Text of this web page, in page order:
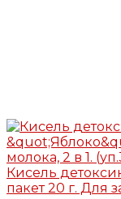
Кисель
пакет 20 г. Для